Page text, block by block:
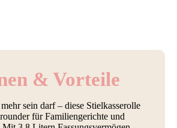
& Vorteile
sein darf – diese Stielkasserolle
für Familiengerichte und